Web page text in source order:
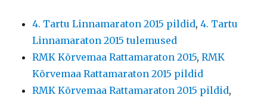
4. Tartu Linnamaraton 2015 pildid,4. Tartu
Linnamaraton 2015 tulemused
RMK Kõrvemaa Rattamaraton 2015,RMK
Kõrvemaa Rattamaraton 2015 pildid
RMK Kõrvemaa Rattamaraton 2015 pildid,